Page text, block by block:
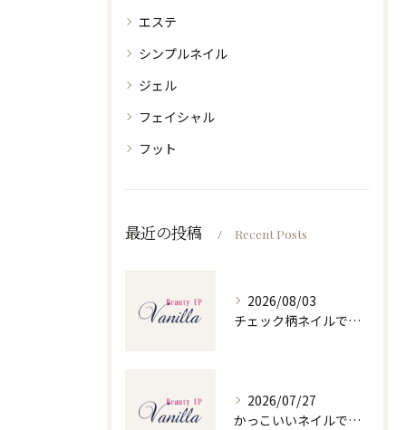
エステ
シンプルネイル
ジェル
フェイシャル
フット
最近の投稿 Recent Posts
2026/08/03
チェック柄ネイルで人気ネイルを大人可愛くセルフで仕上げるコツと季節別デザイン集
2026/07/27
かっこいいネイルで人気ネイルを三重県四日市市和無田町で楽しむポイント